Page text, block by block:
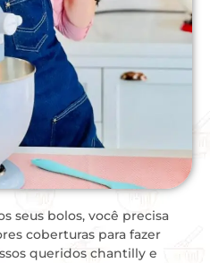
seus bolos, você precisa
coberturas para fazer
queridos chantilly e